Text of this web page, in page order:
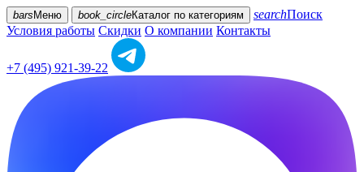
bars Меню book_circleКаталог по категориям searchПоиск
Условия работы Скидки О компании Контакты
+7 (495) 921-39-22